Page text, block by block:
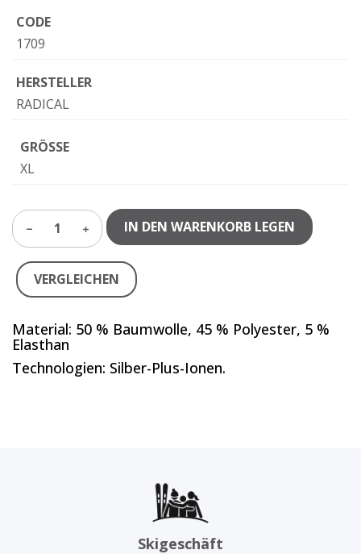
CODE
1709
HERSTELLER
RADICAL
GRÖSSE
XL
1 IN DEN WARENKORB LEGEN
VERGLEICHEN
Material: 50 % Baumwolle, 45 % Polyester, 5 %
Elasthan
Technologien: Silber-Plus-Ionen.
Skigeschäft